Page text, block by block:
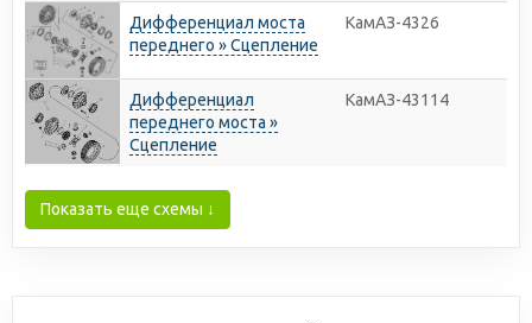
Дифференциал моста
переднего » Сцепление
КамАЗ-4326
Дифференциал
переднего моста »
Сцепление
КамАЗ-43114
Показать еще схемы ↓